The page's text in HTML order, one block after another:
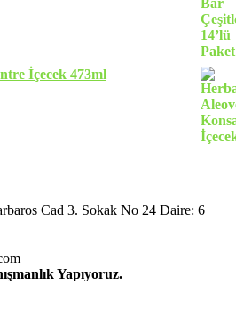
İçecek 473ml
Cad 3. Sokak No 24 Daire: 6
Yapıyoruz.